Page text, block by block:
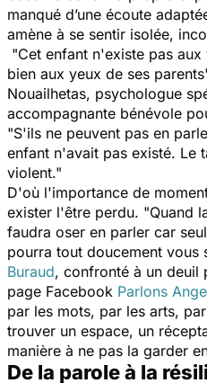
manqué d’une écoute
amène à se sentir isolée,
"Cet enfant n'existe pas
bien aux yeux de ses parents
Nouailhetas, psychologue
accompagnante bénévole
"S'ils ne peuvent pas en
enfant n'avait pas existé. Le
violent."
D'où l'importance de
exister l'être perdu. "Quand
faudra oser en parler car
pourra tout doucement vous
Buraud, confronté à un deuil
page Facebook Parlons Ange
par les mots, par les arts,
trouver un espace, un
manière à ne pas la garder
De la parole à la